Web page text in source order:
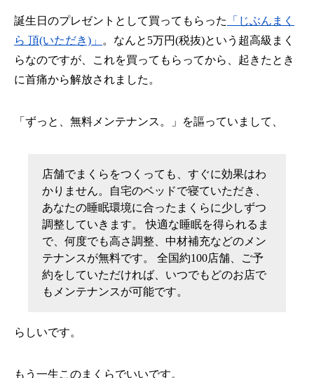
誕生日のプレゼントとして買ってもらった
「じぶんまく
ら 頂(いただき)」 。なんと5万円(税抜)という超高級まく
らなのですが、これを買ってもらってから、起きたとき
に首痛から解放されました。
「ずっと、無料メンテナンス。」を謳っていまして、
店舗でまくらをつくっても、すぐに効果はわ
かりません。自宅のベッドで寝ていただき、
あなたの睡眠環境に合ったまくらに少しずつ
調整していきます。 快適な睡眠を得られるま
で、何度でも高さ調整、中材補充などのメン
テナンスが無料です。 全国約100店舗、ご予
約をしていただければ、いつでもどのお店で
もメンテナンスが可能です。
らしいです。
もう一生このまくらでいいです。